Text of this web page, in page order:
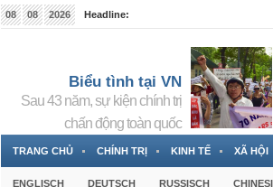
08 08 2026
Headline:
Biểu tình tại VN
Sau 43 năm, sự kiện chính trị
chấn động toàn quốc
TRANG CHỦ CHÍNH TRỊ KINH TẾ XÃ HỘI
ENGLISCH DEUTSCH RUSSISCH